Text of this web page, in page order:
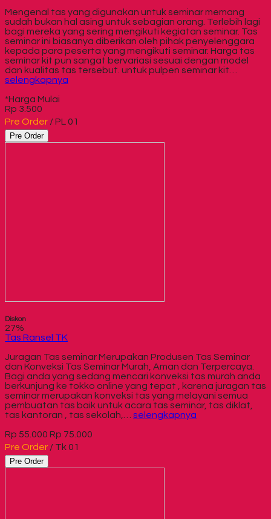
Mengenal tas yang digunakan untuk seminar memang
sudah bukan hal asing untuk sebagian orang. Terlebih lagi
bagi mereka yang sering mengikuti kegiatan seminar. Tas
seminar ini biasanya diberikan oleh pihak penyelenggara
kepada para peserta yang mengikuti seminar. Harga tas
seminar kit pun sangat bervariasi sesuai dengan model
dan kualitas tas tersebut. untuk pulpen seminar kit…
selengkapnya
*Harga Mulai
Rp 3.500
Pre Order / PL 01
Pre Order
Diskon
27%
Tas Ransel TK
Juragan Tas seminar Merupakan Produsen Tas Seminar
dan Konveksi Tas Seminar Murah, Aman dan Terpercaya.
Bagi anda yang sedang mencari konveksi tas murah anda
berkunjung ke tokko online yang tepat , karena juragan tas
seminar merupakan konveksi tas yang melayani semua
pembuatan tas baik untuk acara tas seminar, tas diklat,
tas kantoran , tas sekolah,… selengkapnya
Rp 55.000 Rp 75.000
Pre Order / Tk 01
Pre Order